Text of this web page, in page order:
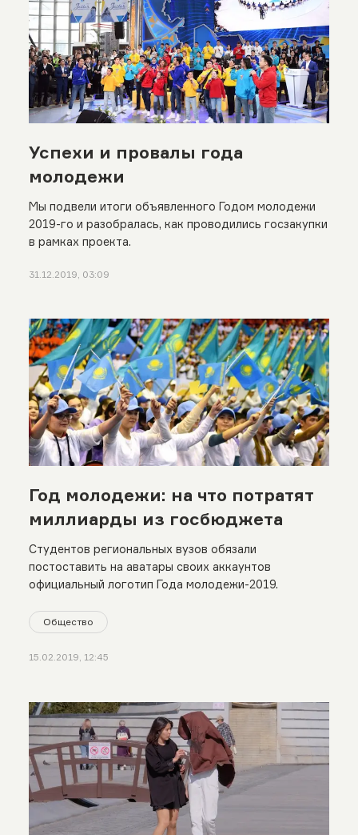
Успехи и провалы года
молодежи
Мы подвели итоги объявленного Годом молодежи
2019-го и разобралась, как проводились госзакупки
в рамках проекта.
31.12.2019, 03:09
Год молодежи: на что потратят
миллиарды из госбюджета
Студентов региональных вузов обязали
постоставить на аватары своих аккаунтов
официальный логотип Года молодежи-2019.
Общество
15.02.2019, 12:45